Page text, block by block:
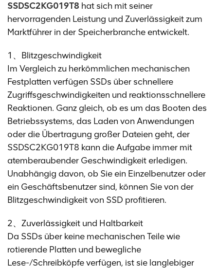
SSDSC2KG019T8 hat sich mit seiner
hervorragenden Leistung und Zuverlässigkeit zum
Marktführer in der Speicherbranche entwickelt.
1、Blitzgeschwindigkeit
Im Vergleich zu herkömmlichen mechanischen
Festplatten verfügen SSDs über schnellere
Zugriffsgeschwindigkeiten und reaktionsschnellere
Reaktionen. Ganz gleich, ob es um das Booten des
Betriebssystems, das Laden von Anwendungen
oder die Übertragung großer Dateien geht, der
SSDSC2KG019T8 kann die Aufgabe immer mit
atemberaubender Geschwindigkeit erledigen.
Unabhängig davon, ob Sie ein Einzelbenutzer oder
ein Geschäftsbenutzer sind, können Sie von der
Blitzgeschwindigkeit von SSD profitieren.
2、Zuverlässigkeit und Haltbarkeit
Da SSDs über keine mechanischen Teile wie
rotierende Platten und bewegliche
Lese-/Schreibköpfe verfügen, ist sie langlebiger